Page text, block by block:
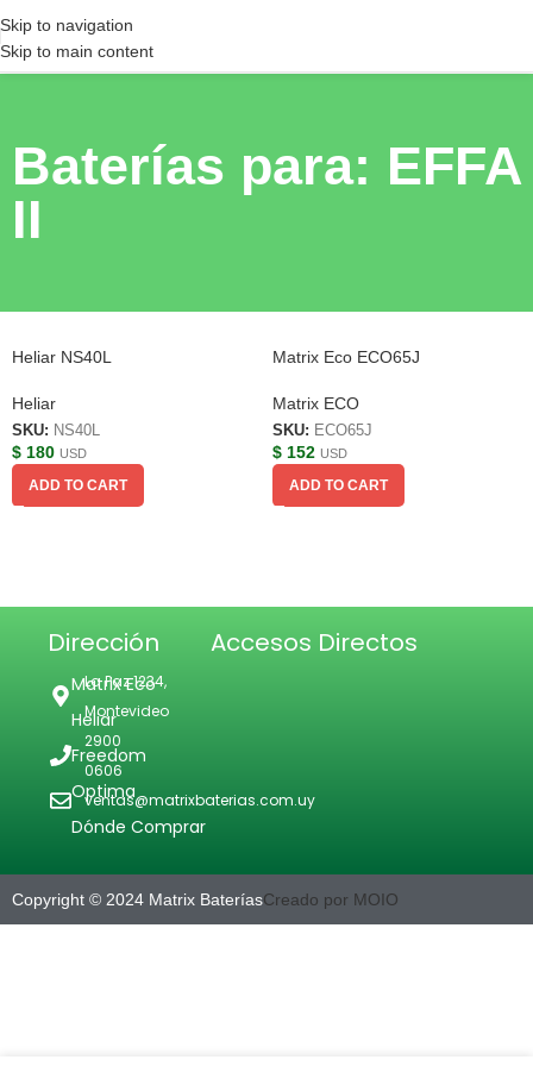
Skip to navigation
Skip to main content
Baterías para: EFFA
II
Heliar NS40L
Heliar
SKU: NS40L
$ 180 USD
ADD TO CART
Matrix Eco ECO65J
Matrix ECO
SKU: ECO65J
$ 152 USD
ADD TO CART
Dirección
La Paz 1234,
Montevideo
2900
0606
ventas@matrixbaterias.com.uy
Accesos Directos
Matrix Eco
Heliar
Freedom
Optima
Dónde Comprar
Copyright © 2024 Matrix BateríasCreado por MOIO